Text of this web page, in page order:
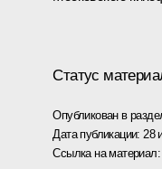
Статус
Опубликован в
Дата публикации: 28
Ссылка на